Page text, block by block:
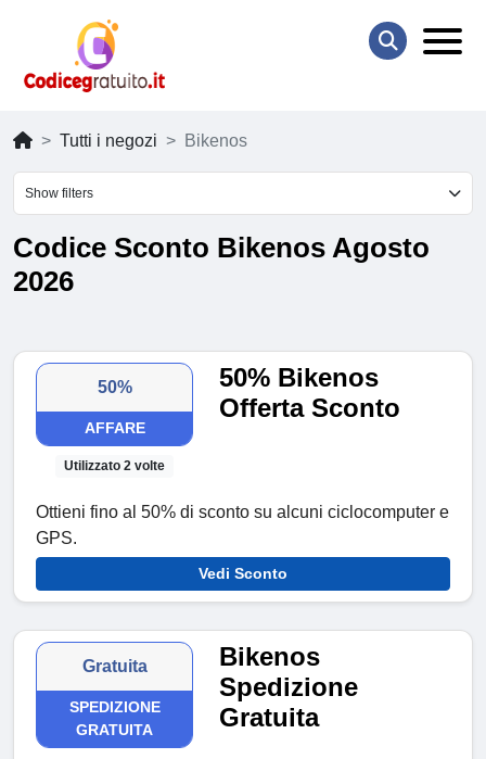
Tutti i negozi Bikenos
Show filters
Codice Sconto Bikenos Agosto
2026
50%
AFFARE
Utilizzato 2 volte
50% Bikenos
Offerta Sconto
Ottieni fino al 50% di sconto su alcuni ciclocomputer e
GPS.
Vedi Sconto
Gratuita
SPEDIZIONE
GRATUITA
Bikenos
Spedizione
Gratuita